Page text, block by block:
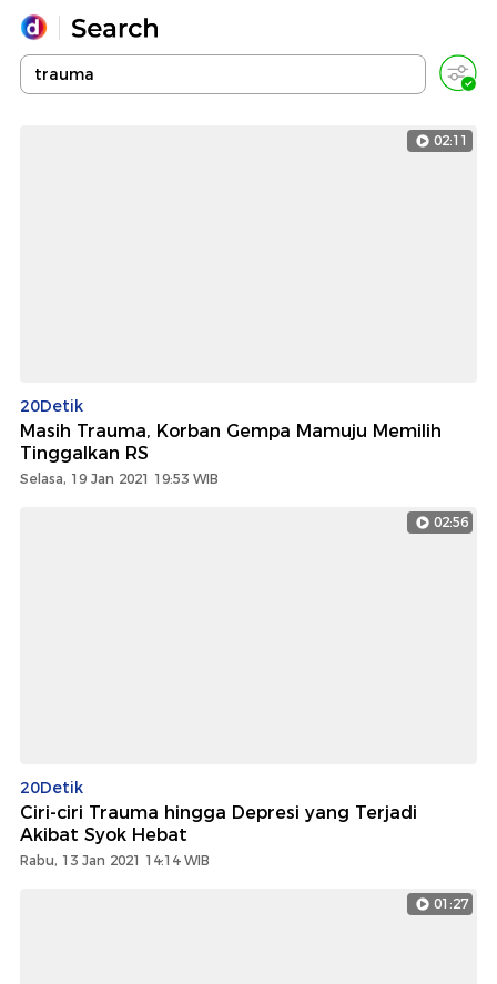
Yang sedang ramai dicari
02:11
20Detik
Masih Trauma, Korban Gempa Mamuju Memilih
Tinggalkan RS
Selasa, 19 Jan 2021 19:53 WIB
02:56
20Detik
Ciri-ciri Trauma hingga Depresi yang Terjadi
Akibat Syok Hebat
Rabu, 13 Jan 2021 14:14 WIB
01:27